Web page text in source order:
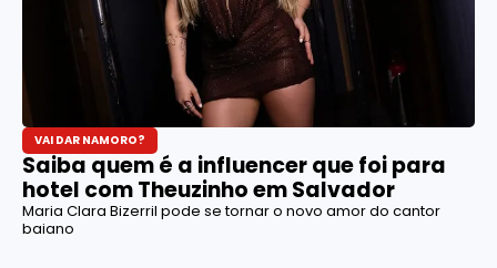
VAI DAR NAMORO?
Saiba quem é a influencer que foi para
hotel com Theuzinho em Salvador
Maria Clara Bizerril pode se tornar o novo amor do cantor
baiano